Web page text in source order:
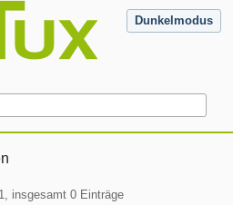
Dunkelmodus
insgesamt 0 Einträge